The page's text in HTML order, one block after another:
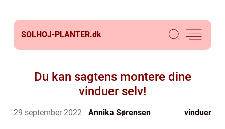
SOLHOJ-PLANTER.dk
Du kan sagtens montere dine
vinduer selv!
29 september 2022 Annika Sørensen vinduer